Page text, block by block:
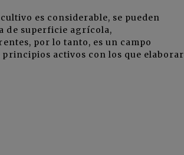
es considerable, se pueden
de superficie agrícola,
por lo tanto, es un campo
activos con los que elaborar